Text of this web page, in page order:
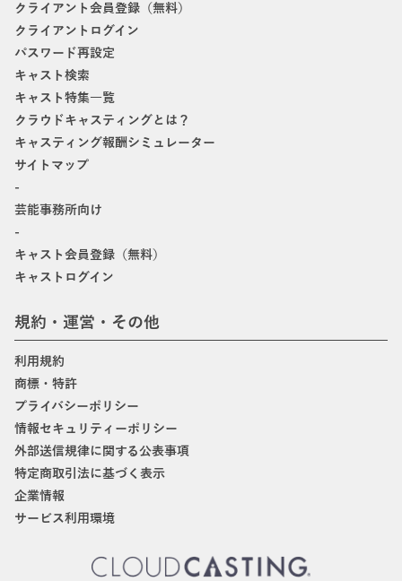
クライアント会員登録（無料）
クライアントログイン
パスワード再設定
キャスト検索
キャスト特集一覧
クラウドキャスティングとは？
キャスティング報酬シミュレーター
サイトマップ
-
芸能事務所向け
-
キャスト会員登録（無料）
キャストログイン
規約・運営・その他
利用規約
商標・特許
プライバシーポリシー
情報セキュリティーポリシー
外部送信規律に関する公表事項
特定商取引法に基づく表示
企業情報
サービス利用環境